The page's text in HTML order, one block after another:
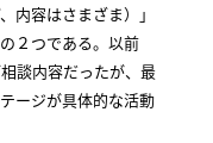
内容はさまざま）」
２つである。以前
談内容だったが、最
ージが具体的な活動